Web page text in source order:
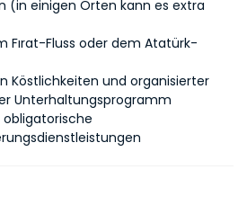
(in einigen Orten kann es extra
Fırat-Fluss oder dem Atatürk-
Köstlichkeiten und organisierter
Unterhaltungsprogramm
obligatorische